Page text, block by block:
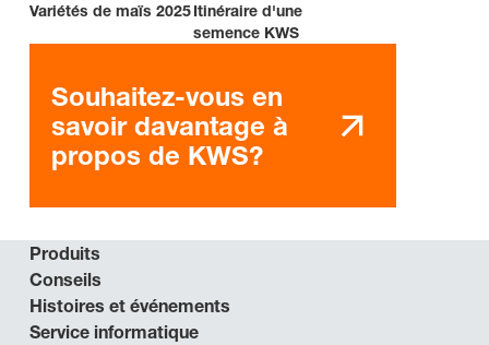
Variétés de maïs 2025Itinéraire d'une
semence KWS
Souhaitez-vous en
savoir davantage à
propos de KWS?
Produits
Conseils
Histoires et événements
Service informatique